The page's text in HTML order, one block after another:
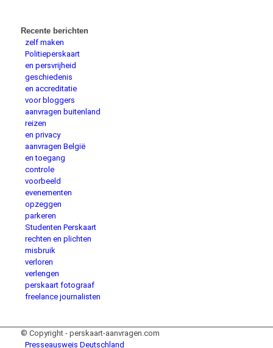
Recente berichten
zelf maken
Politieperskaart
en persvrijheid
geschiedenis
en accreditatie
voor bloggers
aanvragen buitenland
reizen
en privacy
aanvragen België
en toegang
controle
voorbeeld
evenementen
opzeggen
parkeren
Studenten Perskaart
rechten en plichten
misbruik
verloren
verlengen
perskaart fotograaf
freelance journalisten
© Copyright - perskaart-aanvragen.com
Presseausweis Deutschland